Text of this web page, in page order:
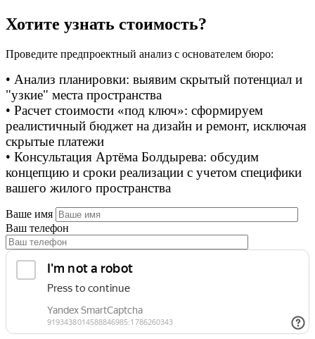
Хотите узнать стоимость?
Проведите предпроектный анализ с основателем бюро:
• Анализ планировки: выявим скрытый потенциал и
"узкие" места пространства
• Расчет стоимости «под ключ»: сформируем
реалистичный бюджет на дизайн и ремонт, исключая
скрытые платежи
• Консультация Артёма Болдырева: обсудим
концепцию и сроки реализации с учетом специфики
вашего жилого пространства
Ваше имя
Ваш телефон